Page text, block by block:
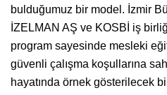
bulduğumuz bir model. İzmir
İZELMAN AŞ ve KOSBİ iş
program sayesinde mesleki
güvenli çalışma koşullarına
hayatında örnek gösterilecek